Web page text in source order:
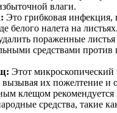
влаги.
Это грибковая инфекция,
белого налета на
пораженные листья
средствами против
Этот микроскопический
вызывая их пожелтение и
клещом рекомендуется
средства, такие